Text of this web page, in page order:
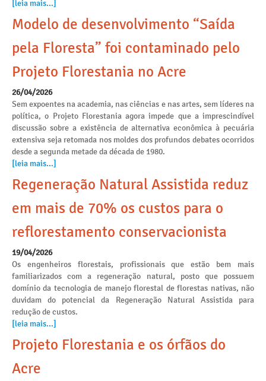
[leia mais...]
Modelo de desenvolvimento “Saída
pela Floresta” foi contaminado pelo
Projeto Florestania no Acre
26/04/2026
Sem expoentes na academia, nas ciências e nas artes, sem líderes na
política, o Projeto Florestania agora impede que a imprescindível
discussão sobre a existência de alternativa econômica à pecuária
extensiva seja retomada nos moldes dos profundos debates ocorridos
desde a segunda metade da década de 1980.
[leia mais...]
Regeneração Natural Assistida reduz
em mais de 70% os custos para o
reflorestamento conservacionista
19/04/2026
Os engenheiros florestais, profissionais que estão bem mais
familiarizados com a regeneração natural, posto que possuem
domínio da tecnologia de manejo florestal de florestas nativas, não
duvidam do potencial da Regeneração Natural Assistida para
redução de custos.
[leia mais...]
Projeto Florestania e os órfãos do
Acre